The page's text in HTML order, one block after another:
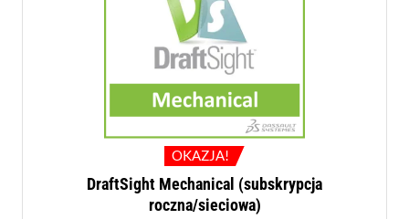
OKAZJA!
DraftSight Mechanical (subskrypcja
roczna/sieciowa)